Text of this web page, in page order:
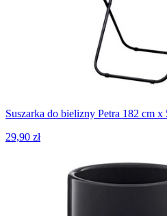
Suszarka do bielizny Petra 182 cm
29,90 zł